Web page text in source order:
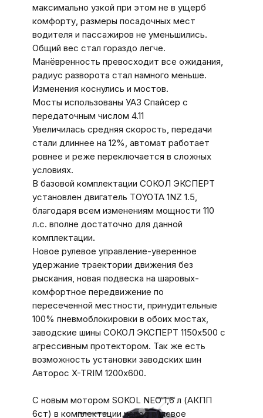
максимально узкой при этом не в ущерб
комфорту, размеры посадочных мест
водителя и пассажиров не уменьшились.
Общий вес стал гораздо легче.
Манёвренность превосходит все ожидания,
радиус разворота стал намного меньше.
Изменения коснулись и мостов.
Мосты использованы УАЗ Спайсер с
передаточным числом 4.11
Увеличилась средняя скорость, передачи
стали длиннее на 12%, автомат работает
ровнее и реже переключается в сложных
условиях.
В базовой комплектации СОКОЛ ЭКСПЕРТ
установлен двигатель TOYOTA 1NZ 1.5,
благодаря всем изменениям мощности 110
л.с. вполне достаточно для данной
комплектации.
Новое рулевое управление-уверенное
удержание траектории движения без
рыскания, новая подвеска на шаровых-
комфортное передвижение по
пересеченной местности, принудительные
100% пневмоблокировки в обоих мостах,
заводские шины СОКОЛ ЭКСПЕРТ 1150х500 с
агрессивным протектором. Так же есть
возможность установки заводских шин
Авторос X-TRIM 1200х600.
С новым мотором SOKOL NЕО 1,6 л (АКПП
6ст) в комплектации новое рулевое